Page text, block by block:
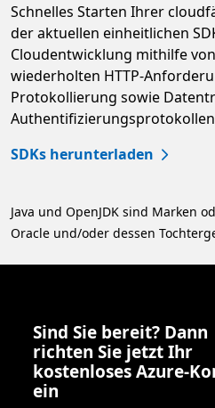
Schnelles Starten Ihrer
der aktuellen einheitlichen
Cloudentwicklung mithilfe
wiederholten HTTP-
Protokollierung sowie
SDKs herunterladen
Java und OpenJDK sind Marken
Oracle und/oder dessen
Sind Sie bereit? Dann
richten Sie jetzt Ihr
kostenloses Azure-
ein